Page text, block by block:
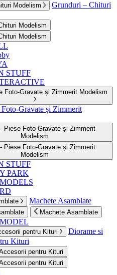
Modelism
Grunduri – Chituri
Modelism
Modelism
STUFF
Foto-Gravate și Zimmerit Modelism
Foto-Gravate și Zimmerit
Modelism
Modelism
STUFF
PARK
Machete Asamblate
Machete Asamblate
pentru Kituri
Diorame si
Kituri
pentru Kituri
pentru Kituri